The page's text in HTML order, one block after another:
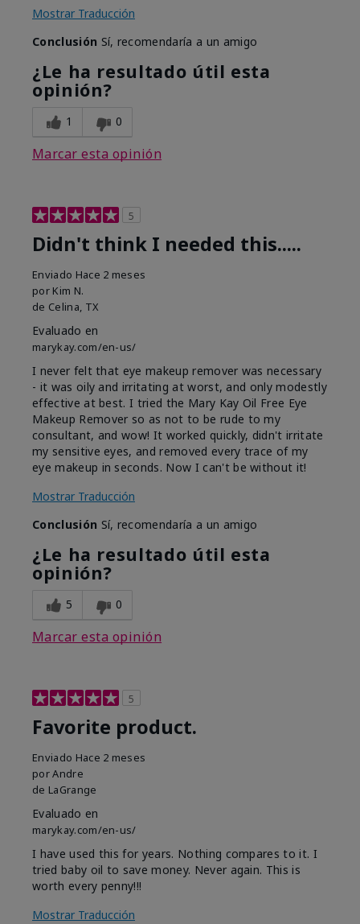
Mostrar Traducción
Conclusión Sí, recomendaría a un amigo
¿Le ha resultado útil esta
opinión?
1 0
Marcar esta opinión
5
Didn't think I needed this.....
Enviado Hace 2 meses
por Kim N.
de Celina, TX
Evaluado en
marykay.com/en-us/
I never felt that eye makeup remover was necessary
- it was oily and irritating at worst, and only modestly
effective at best. I tried the Mary Kay Oil Free Eye
Makeup Remover so as not to be rude to my
consultant, and wow! It worked quickly, didn't irritate
my sensitive eyes, and removed every trace of my
eye makeup in seconds. Now I can't be without it!
Mostrar Traducción
Conclusión Sí, recomendaría a un amigo
¿Le ha resultado útil esta
opinión?
5 0
Marcar esta opinión
5
Favorite product.
Enviado Hace 2 meses
porAndre
de LaGrange
Evaluado en
marykay.com/en-us/
I have used this for years. Nothing compares to it. I
tried baby oil to save money. Never again. This is
worth every penny!!!
Mostrar Traducción